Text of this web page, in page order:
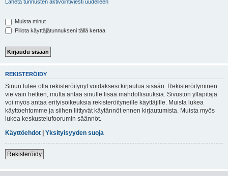
Lähetä tunnusten aktivointiviesti uudelleen
Muista minut
Piilota käyttäjätunnukseni tällä kertaa
REKISTERÖIDY
Sinun tulee olla rekisteröitynyt voidaksesi kirjautua sisään. Rekisteröityminen
vie vain hetken, mutta antaa sinulle lisää mahdollisuuksia. Sivuston ylläpitäjä
voi myös antaa erityisoikeuksia rekisteröityneille käyttäjille. Muista lukea
käyttöehtomme ja siihen liittyvät käytännöt ennen kirjautumista. Muista myös
lukea keskustelufoorumin säännöt.
Käyttöehdot | Yksityisyyden suoja
Rekisteröidy